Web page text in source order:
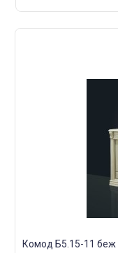
Комод Б5.15-11 беж